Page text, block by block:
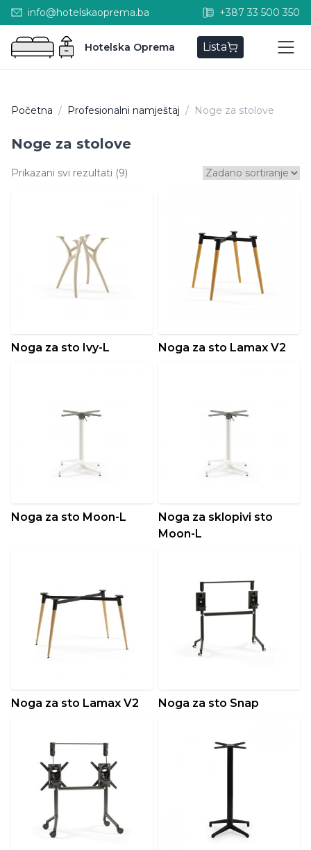
info@hotelskaoprema.ba +387 33 500 350
Hotelska Oprema Lista
Početna / Profesionalni namještaj / Noge za stolove
Noge za stolove
Prikazani svi rezultati (9)
Noga za sto Ivy-L Noga za sto Lamax V2
Noga za sto Moon-L
Noga za sklopivi sto
Moon-L
Noga za sto Lamax V2 Noga za sto Snap